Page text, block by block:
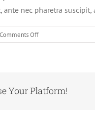
ante nec pharetra
Comments Offon
Quisque
tempus.
Your Platform!